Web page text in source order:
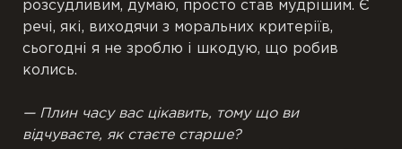
розсудливим, думаю, просто став мудрішим. Є
речі, які, виходячи з моральних критеріїв,
сьогодні я не зроблю і шкодую, що робив
колись.
— Плин часу вас цікавить, тому що ви
відчуваєте, як стаєте старше?